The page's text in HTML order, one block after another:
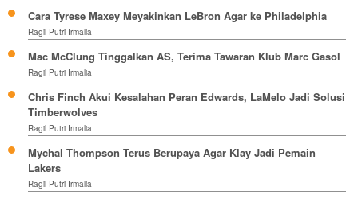
Cara Tyrese Maxey Meyakinkan LeBron Agar ke Philadelphia
Ragil Putri Irmalia
Mac McClung Tinggalkan AS, Terima Tawaran Klub Marc Gasol
Ragil Putri Irmalia
Chris Finch Akui Kesalahan Peran Edwards, LaMelo Jadi Solusi
Timberwolves
Ragil Putri Irmalia
Mychal Thompson Terus Berupaya Agar Klay Jadi Pemain
Lakers
Ragil Putri Irmalia